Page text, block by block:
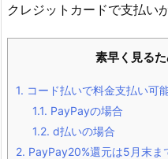
クレジットカードで支払い
素早く見る
1. コード払いで料金支払い可
1.1. PayPayの場合
1.2. d払いの場合
2. PayPay20%還元は5月末ま